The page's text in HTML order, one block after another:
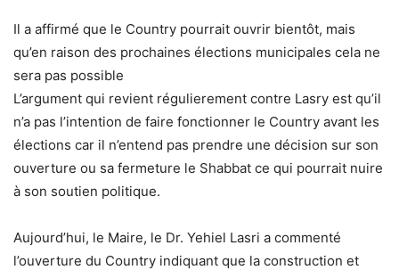
Il a affirmé que le Country pourrait ouvrir bientôt, mais
qu’en raison des prochaines élections municipales cela ne
sera pas possible
L’argument qui revient régulierement contre Lasry est qu’il
n’a pas l’intention de faire fonctionner le Country avant les
élections car il n’entend pas prendre une décision sur son
ouverture ou sa fermeture le Shabbat ce qui pourrait nuire
à son soutien politique.
Aujourd’hui, le Maire, le Dr. Yehiel Lasri a commenté
l’ouverture du Country indiquant que la construction et